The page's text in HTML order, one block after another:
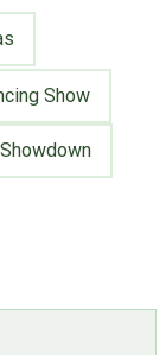
Show
Showdown